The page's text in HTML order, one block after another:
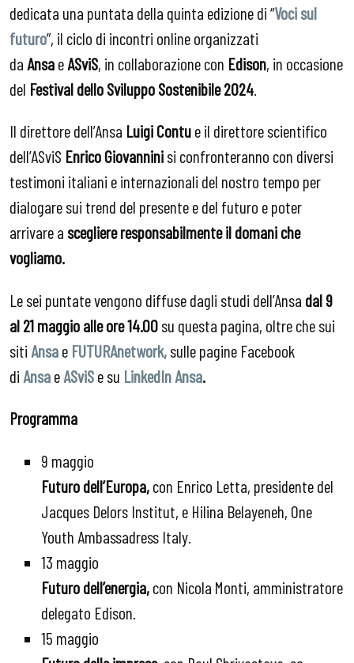
dedicata una puntata della quinta edizione di “Voci sul
futuro”, il ciclo di incontri online organizzati
da AnsaeASviS, in collaborazione con Edison, in occasione
del Festival dello Sviluppo Sostenibile 2024
Il direttore dell’Ansa Luigi Contue il direttore scientifico
dell’ASviS Enrico Giovanninisi confronteranno con diversi
testimoni italiani e internazionali del nostro tempo per
dialogare sui trend del presente e del futuro e poter
arrivare a scegliere responsabilmente il domani che
vogliamo.
Le sei puntate vengono diffuse dagli studi dell’Ansa dal 9
al 21 maggio alle ore 14.00su questa pagina, oltre che sui
siti Ansae FUTURAnetwork,sulle pagine Facebook
di AnsaeASviSe su LinkedIn Ansa.
Programma
9 maggio
Futuro dell’Europa,con Enrico Letta, presidente del
Jacques Delors Institut, e Hilina Belayeneh, One
Youth Ambassadress Italy.
13 maggio
Futuro dell’energia,con Nicola Monti, amministratore
delegato Edison.
15 maggio